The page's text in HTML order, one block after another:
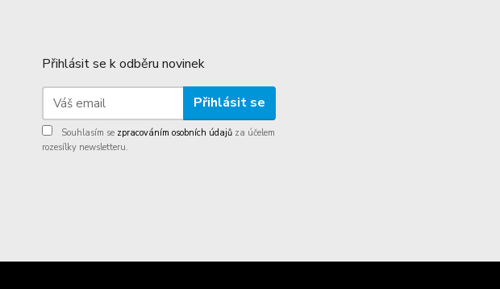
Přihlásit se k odběru novinek
Přihlásit se
Souhlasím se zpracováním osobních údajů za účelem
rozesílky newsletteru.